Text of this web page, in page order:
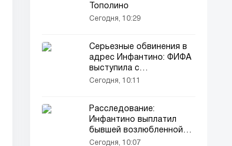
Тополино
Сегодня, 10:29
Серьезные обвинения в
адрес Инфантино: ФИФА
выступила с
официальным
Сегодня, 10:11
Расследование:
Инфантино выплатил
бывшей возлюбленной
крупную компенсацию из
Сегодня, 10:07